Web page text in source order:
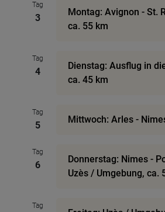
Tag
3
Montag: Avignon - St.
ca. 55 km
Tag
4
Dienstag: Ausflug in
ca. 45 km
Tag
5
Mittwoch: Arles -
Tag
6
Donnerstag: Nimes -
Uzès / Umgebung, ca.
Tag